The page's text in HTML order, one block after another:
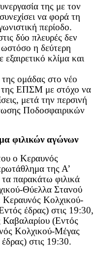
της με τον
να φορά τη
περίοδο.
δύο πλευρές δεν
η δεύτερη
κλίμα και
ομάδας στο νέο
της ΕΠΣΜ με στόχο να
μετά την περσινή
Ποδοσφαιρικών
φιλικών αγώνων
ο Κεραυνός
της Α’
παρακάτω φιλικά
Θύελλα Στανού
Κεραυνός Κολχικού-
έδρας) στις 19:30,
(Εντός
Κολχικού-Μέγας
στις 19:30.